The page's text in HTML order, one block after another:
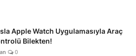
Apple Watch Uygulamasıyla Araç
Bilekten!
0